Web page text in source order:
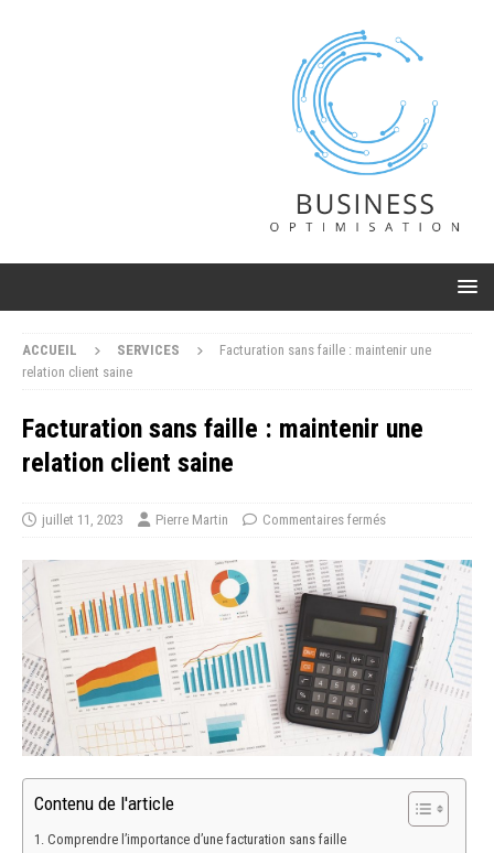
ACCUEIL SERVICES
Facturation sans faille : maintenir une
relation client saine
Facturation sans faille : maintenir une
relation client saine
juillet 11, 2023 Pierre Martin Commentaires fermés
Contenu de l'article
Comprendre l’importance d’une facturation sans faille